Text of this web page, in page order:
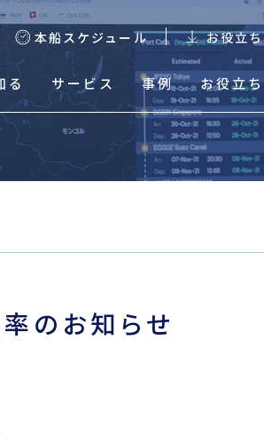
本船スケジュール お役立
る サービス 事例 お役立
輸入混載貨物トレース
のお知らせ